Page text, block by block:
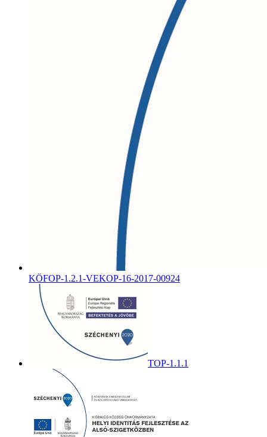
KÖFOP-1.2.1-VEKOP-16-2017-00924
TOP-1.1.1